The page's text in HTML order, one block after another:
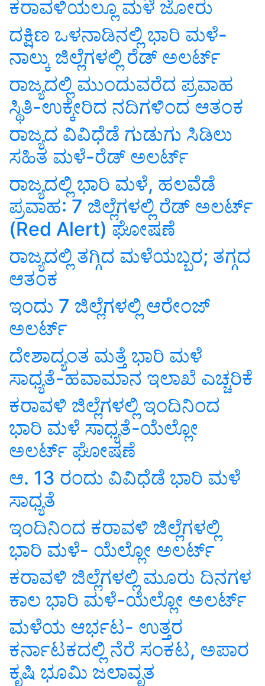
ಕರಾವಳಿಯಲ್ಲೂ ಮಳೆ ಜೋರು
ದಕ್ಷಿಣ ಒಳನಾಡಿನಲ್ಲಿ ಭಾರಿ ಮಳೆ-
ನಾಲ್ಕು ಜಿಲ್ಲೆಗಳಲ್ಲಿ ರೆಡ್ ಅಲರ್ಟ್
ರಾಜ್ಯದಲ್ಲಿ ಮುಂದುವರೆದ ಪ್ರವಾಹ
ಸ್ಥಿತಿ-ಉಕ್ಕೇರಿದ ನದಿಗಳಿಂದ ಆತಂಕ
ರಾಜ್ಯದ ವಿವಿಧೆಡೆ ಗುಡುಗು ಸಿಡಿಲು
ಸಹಿತ ಮಳೆ-ರೆಡ್ ಅಲರ್ಟ್
ರಾಜ್ಯದಲ್ಲಿ ಭಾರಿ ಮಳೆ, ಹಲವೆಡೆ
ಪ್ರವಾಹ: 7 ಜಿಲ್ಲೆಗಳಲ್ಲಿ ರೆಡ್ ಅಲರ್ಟ್
(Red Alert) ಘೋಷಣೆ
ರಾಜ್ಯದಲ್ಲಿ ತಗ್ಗಿದ ಮಳೆಯಬ್ಬರ; ತಗ್ಗದ
ಆತಂಕ
ಇಂದು 7 ಜಿಲ್ಲೆಗಳಲ್ಲಿ ಆರೇಂಜ್
ಅಲರ್ಟ್
ದೇಶಾದ್ಯಂತ ಮತ್ತೆ ಭಾರಿ ಮಳೆ
ಸಾಧ್ಯತೆ-ಹವಾಮಾನ ಇಲಾಖೆ ಎಚ್ಚರಿಕೆ
ಕರಾವಳಿ ಜಿಲ್ಲೆಗಳಲ್ಲಿ ಇಂದಿನಿಂದ
ಭಾರಿ ಮಳೆ ಸಾಧ್ಯತೆ-ಯೆಲ್ಲೋ
ಅಲರ್ಟ್ ಘೋಷಣೆ
ಆ. 13 ರಂದು ವಿವಿಧೆಡೆ ಭಾರಿ ಮಳೆ
ಸಾಧ್ಯತೆ
ಇಂದಿನಿಂದ ಕರಾವಳಿ ಜಿಲ್ಲೆಗಳಲ್ಲಿ
ಭಾರಿ ಮಳೆ- ಯೆಲ್ಲೋ ಅಲರ್ಟ್
ಕರಾವಳಿ ಜಿಲ್ಲೆಗಳಲ್ಲಿ ಮೂರು ದಿನಗಳ
ಕಾಲ ಭಾರಿ ಮಳೆ-ಯೆಲ್ಲೋ ಅಲರ್ಟ್
ಮಳೆಯ ಆರ್ಭಟ- ಉತ್ತರ
ಕರ್ನಾಟಕದಲ್ಲಿ ನೆರೆ ಸಂಕಟ, ಅಪಾರ
ಕೃಷಿ ಭೂಮಿ ಜಲಾವೃತ